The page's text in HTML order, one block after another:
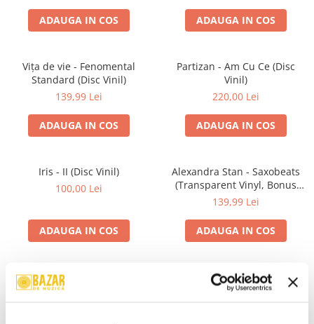
ADAUGA IN COS ADAUGA IN COS
Vița de vie - Fenomental
Standard (Disc Vinil)
139,99 Lei
ADAUGA IN COS
Partizan - Am Cu Ce (Disc
Vinil)
220,00 Lei
ADAUGA IN COS
Iris - II (Disc Vinil)
100,00 Lei
ADAUGA IN COS
Alexandra Stan - Saxobeats
(Transparent Vinyl, Bonus
Tracks) ) (Disc Vinil)
139,99 Lei
ADAUGA IN COS
Unknown Artist - Povești ,
(Casetă Audio)
Genesis - We Can't Dance,
(CD)